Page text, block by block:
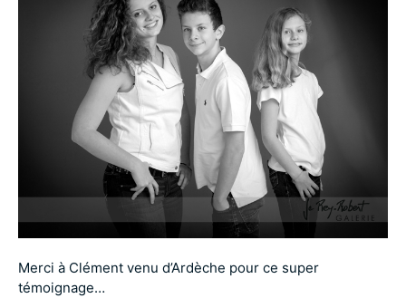
Merci à Clément venu d’Ardèche pour ce super
témoignage…